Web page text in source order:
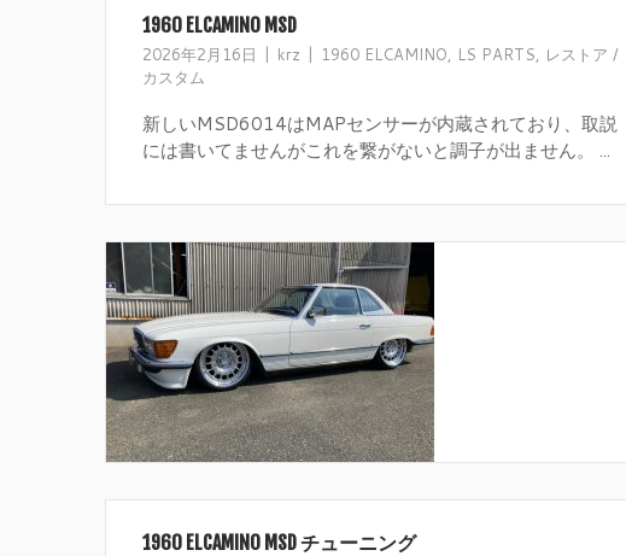
1960 ELCAMINO MSD
2026年2月16日 krz 1960 ELCAMINO, LS PARTS, レストア /
カスタム
新しいMSD6014はMAPセンサーが内蔵されており、取説
には書いてませんがこれを繋がないと調子が出ません。 ...
1960 ELCAMINO MSD チューニング